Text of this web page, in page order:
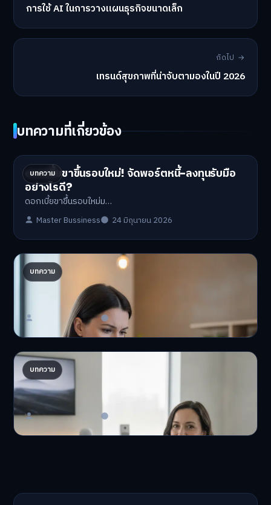
การใช้ AI ในการวางแผนธุรกิจขนาดเล็ก
ถัดไป →
เทรนด์สุขภาพที่น่าจับตามองในปี 2026
บทความที่เกี่ยวข้อง
บทความ
ดอกเบี้ยขาขึ้นรอบใหม่! จัดพอร์ตหนี้-ลงทุนรับมือ
อย่างไรดี?
ดอกเบี้ยขาขึ้นรอบใหม่ม…
Master Bussiness 24 มิถุนายน 2026
บทความ
ปรับพอร์ตรับ ‘เงินดิจิทัล 2.0’ จัดสรรงบอย่างไรไม่
ให้พัง
'เงินดิจิทัล 2.0' มาแล…
Master Bussiness 23 มิถุนายน 2026
บทความ
AI จัดพอร์ตให้ปัง! เทรนด์ลงทุนยุคใหม่ ไม่ต้องเฝ้า
จอ
AI จัดพอร์ตให้ปัง! หมด…
Master Bussiness 23 มิถุนายน 2026